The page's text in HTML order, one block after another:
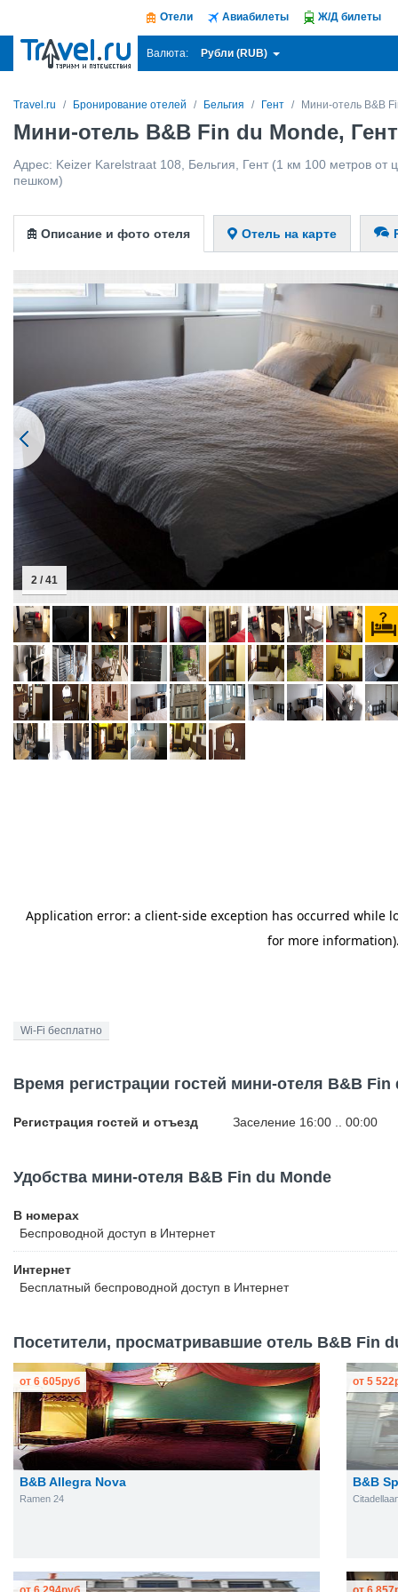
Отели Авиабилеты Ж/Д билеты
Валюта: Рубли (RUB)
Travel.ru Бронирование отелей Бельгия Гент Мини-отель B&B
Мини-отель B&B Fin du Monde, Гент
Адрес: Keizer Karelstraat 108 Бельгия Гент (1 км 100 метров от
пешком)
Описание и фото отеля Отель на карте
2 / 41
Wi-Fi бесплатно
Время регистрации гостей мини-отеля B&B Fin
Регистрация гостей и отъезд Заселение 16:00 .. 00:00
Удобства мини-отеля B&B Fin du Monde
В номерах
Беспроводной доступ в Интернет
Интернет
Бесплатный беспроводной доступ в Интернет
Посетители, просматривавшие отель B&B Fin
B&B Allegra Nova
Ramen 24
от 6 605руб
B&B
от 5 522